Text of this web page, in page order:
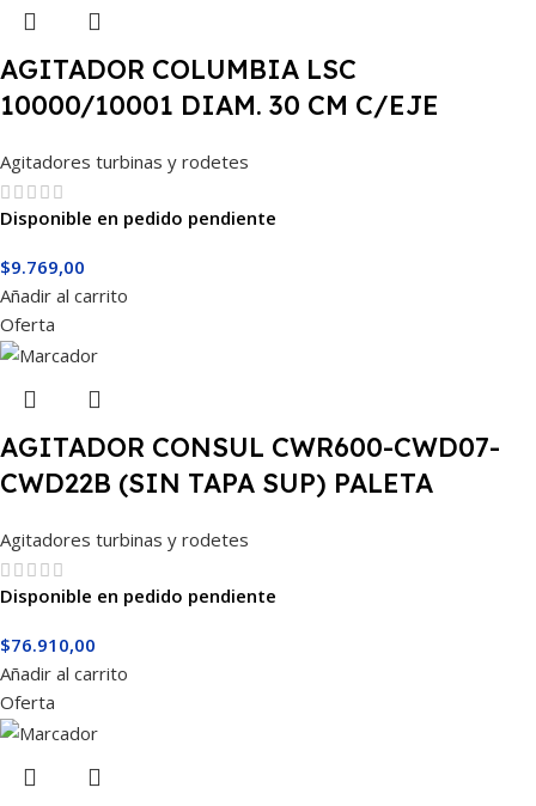
AGITADOR COLUMBIA LSC
10000/10001 DIAM. 30 CM C/EJE
Agitadores turbinas y rodetes
Disponible en pedido pendiente
$9.769,00
Añadir al carrito
Oferta
AGITADOR CONSUL CWR600-CWD07-
CWD22B (SIN TAPA SUP) PALETA
Agitadores turbinas y rodetes
Disponible en pedido pendiente
$76.910,00
Añadir al carrito
Oferta